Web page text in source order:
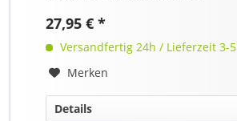
27,95 € *
Versandfertig 24h / Lieferzeit 3-
Merken
Details